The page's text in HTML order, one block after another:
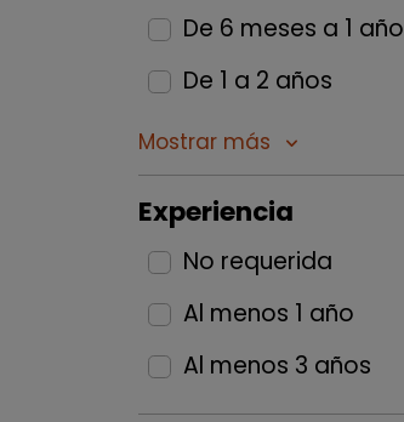
De 6 meses a 1 año
De 1 a 2 años
Mostrar más keyboard_arrow_down
Experiencia
No requerida
Al menos 1 año
Al menos 3 años